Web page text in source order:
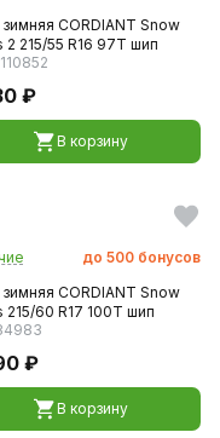
CORDIANT Snow
2 215/55 R16 97T шип
₽
В корзину
до 500 бонусов
CORDIANT Snow
215/60 R17 100T шип
₽
В корзину